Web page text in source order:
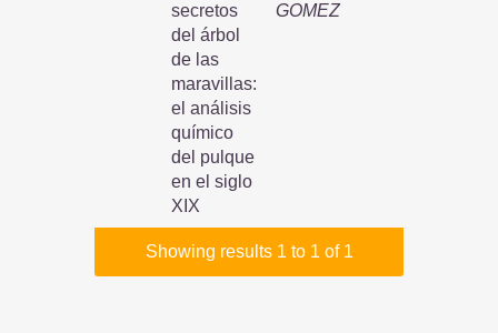
secretos
del árbol
de las
maravillas:
el análisis
químico
del pulque
en el siglo
XIX
GOMEZ
Showing results 1 to 1 of 1